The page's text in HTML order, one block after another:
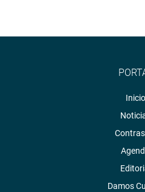
Inicio
Damos